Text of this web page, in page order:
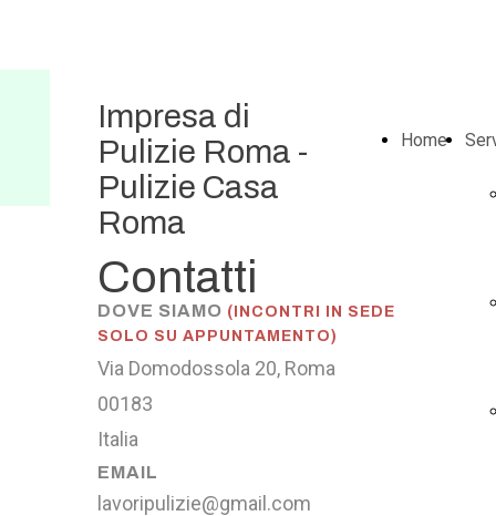
Home
Impresa di
Pulizie Roma -
Pulizie Casa
Roma
Contatti
DOVE SIAMO (INCONTRI IN SEDE
SOLO SU APPUNTAMENTO)
Via Domodossola 20, Roma
00183
Italia
EMAIL
lavoripulizie@gmail.com